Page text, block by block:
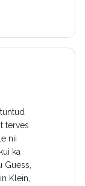
terves
nii
ka
Guess,
Klein,